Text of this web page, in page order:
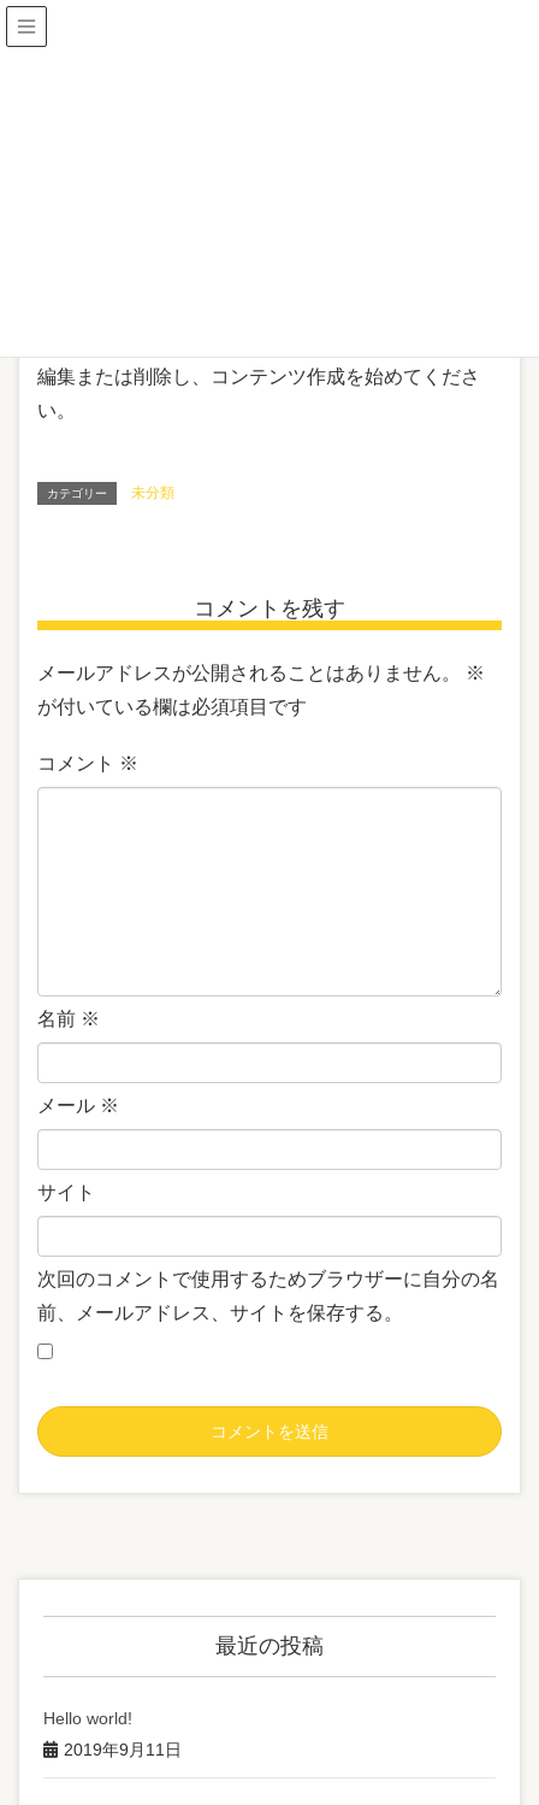
編集または削除し、コンテンツ作成を始めてくださ
い。
カテゴリー 未分類
コメントを残す
メールアドレスが公開されることはありません。
※
が付いている欄は必須項目です
コメント ※
名前 ※
メール ※
サイト
次回のコメントで使用するためブラウザーに自分の名
前、メールアドレス、サイトを保存する。
最近の投稿
Hello world!
2019年9月11日